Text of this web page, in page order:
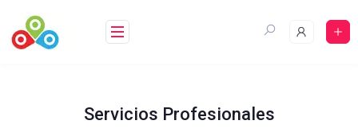
contenido
Servicios Profesionales